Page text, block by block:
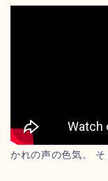
かれの声の色気。 そ